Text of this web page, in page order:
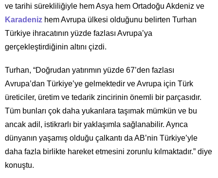
ve tarihi sürekliliğiyle hem Asya hem Ortadoğu Akdeniz ve
Karadeniz hem Avrupa ülkesi olduğunu belirten Turhan
Türkiye ihracatının yüzde fazlası Avrupa’ya
gerçekleştirdiğinin altını çizdi.
Turhan, “Doğrudan yatırımın yüzde 67’den fazlası
Avrupa’dan Türkiye’ye gelmektedir ve Avrupa için Türk
üreticiler, üretim ve tedarik zincirinin önemli bir parçasıdır.
Tüm bunları çok daha yukarılara taşımak mümkün ve bu
ancak adil, istikrarlı bir yaklaşımla sağlanabilir. Ayrıca
dünyanın yaşamış olduğu çalkantı da AB’nin Türkiye’yle
daha fazla birlikte hareket etmesini zorunlu kılmaktadır.” diye
konuştu.